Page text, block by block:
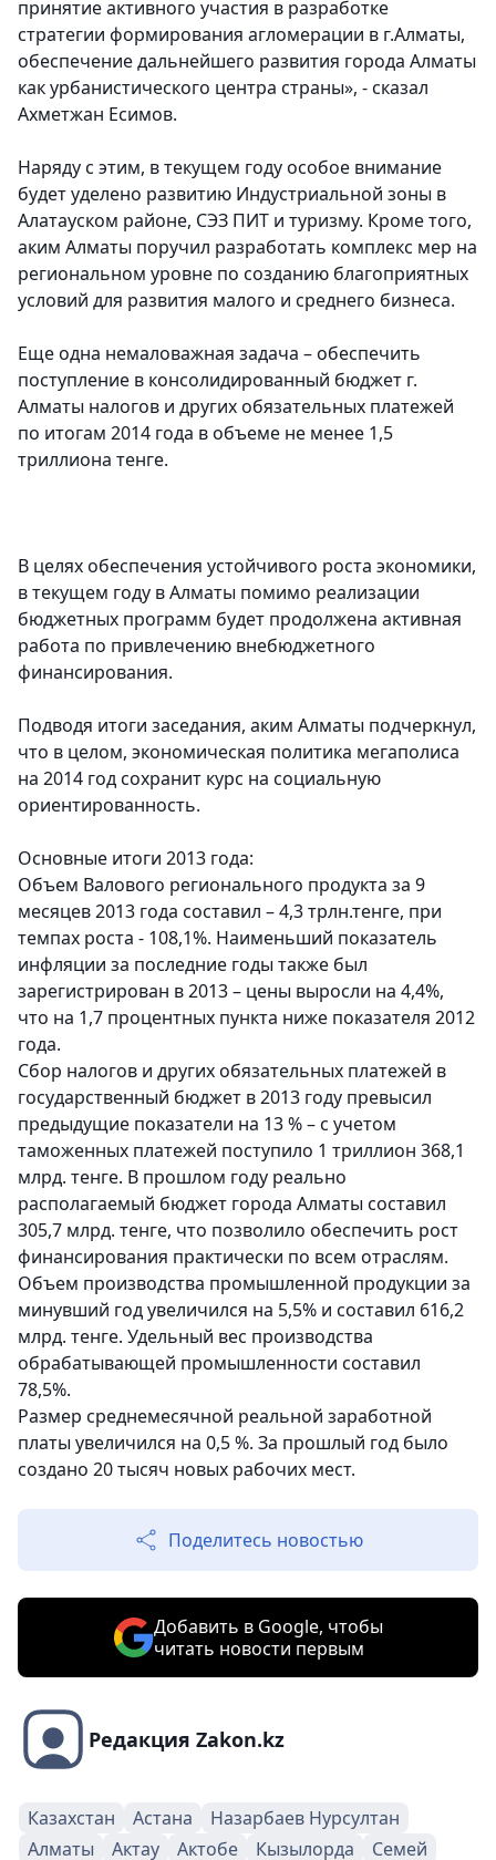
принятие активного участия в разработке
стратегии формирования агломерации в г.Алматы,
обеспечение дальнейшего развития города Алматы
как урбанистического центра страны», - сказал
Ахметжан Есимов.
Наряду с этим, в текущем году особое внимание
будет уделено развитию Индустриальной зоны в
Алатауском районе, СЭЗ ПИТ и туризму. Кроме того,
аким Алматы поручил разработать комплекс мер на
региональном уровне по созданию благоприятных
условий для развития малого и среднего бизнеса.
Еще одна немаловажная задача – обеспечить
поступление в консолидированный бюджет г.
Алматы налогов и других обязательных платежей
по итогам 2014 года в объеме не менее 1,5
триллиона тенге.
В целях обеспечения устойчивого роста экономики,
в текущем году в Алматы помимо реализации
бюджетных программ будет продолжена активная
работа по привлечению внебюджетного
финансирования.
Подводя итоги заседания, аким Алматы подчеркнул,
что в целом, экономическая политика мегаполиса
на 2014 год сохранит курс на социальную
ориентированность.
Основные итоги 2013 года:
Объем Валового регионального продукта за 9
месяцев 2013 года составил – 4,3 трлн.тенге, при
темпах роста - 108,1%. Наименьший показатель
инфляции за последние годы также был
зарегистрирован в 2013 – цены выросли на 4,4%,
что на 1,7 процентных пункта ниже показателя 2012
года.
Сбор налогов и других обязательных платежей в
государственный бюджет в 2013 году превысил
предыдущие показатели на 13 % – с учетом
таможенных платежей поступило 1 триллион 368,1
млрд. тенге. В прошлом году реально
располагаемый бюджет города Алматы составил
305,7 млрд. тенге, что позволило обеспечить рост
финансирования практически по всем отраслям.
Объем производства промышленной продукции за
минувший год увеличился на 5,5% и составил 616,2
млрд. тенге. Удельный вес производства
обрабатывающей промышленности составил
78,5%.
Размер среднемесячной реальной заработной
платы увеличился на 0,5 %. За прошлый год было
создано 20 тысяч новых рабочих мест.
Поделитесь новостью
Добавить в Google, чтобы
читать новости первым
Редакция Zakon.kz
Казахстан Астана
Назарбаев Нурсултан
Алматы
Актау Актобе Кызылорда Семей